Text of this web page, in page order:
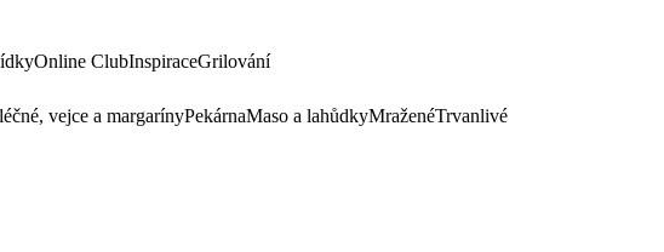
Online ClubInspiraceGrilování
vejce a margarínyPekárnaMaso a lahůdkyMraženéTrvanlivé